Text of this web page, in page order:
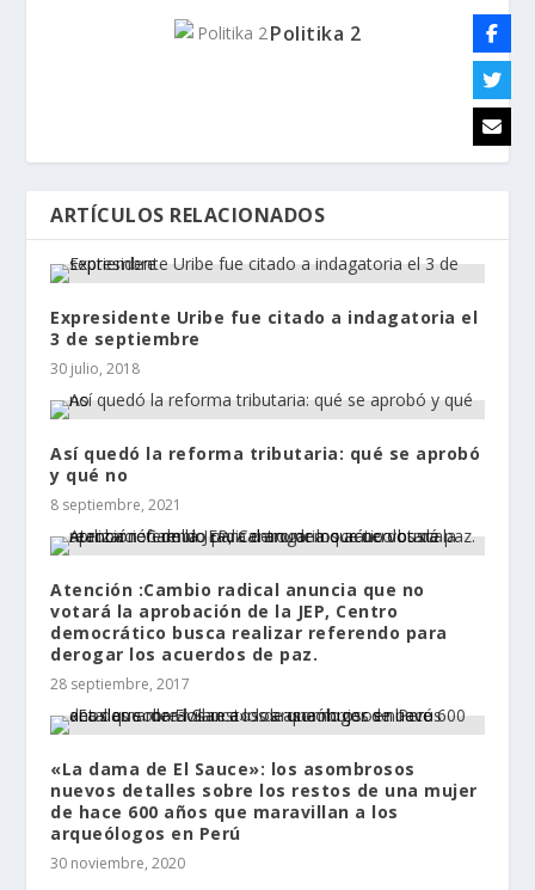
Politika 2
ARTÍCULOS RELACIONADOS
Expresidente Uribe fue citado a indagatoria el
3 de septiembre
30 julio, 2018
Así quedó la reforma tributaria: qué se aprobó
y qué no
8 septiembre, 2021
Atención :Cambio radical anuncia que no
votará la aprobación de la JEP, Centro
democrático busca realizar referendo para
derogar los acuerdos de paz.
28 septiembre, 2017
«La dama de El Sauce»: los asombrosos
nuevos detalles sobre los restos de una mujer
de hace 600 años que maravillan a los
arqueólogos en Perú
30 noviembre, 2020